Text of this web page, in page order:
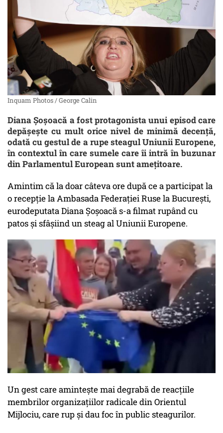
Inquam Photos / George Calin
Diana Șoșoacă a fost protagonista unui episod care
depășește cu mult orice nivel de minimă decență,
odată cu gestul de a rupe steagul Uniunii Europene,
în contextul în care sumele care îi intră în buzunar
din Parlamentul European sunt amețitoare.
Amintim că la doar câteva ore după ce a participat la
o recepție la Ambasada Federației Ruse la București,
eurodeputata Diana Șoșoacă s-a filmat rupând cu
patos și sfâșiind un steag al Uniunii Europene.
Un gest care amintește mai degrabă de reacțiile
membrilor organizațiilor radicale din Orientul
Mijlociu, care rup și dau foc în public steagurilor.